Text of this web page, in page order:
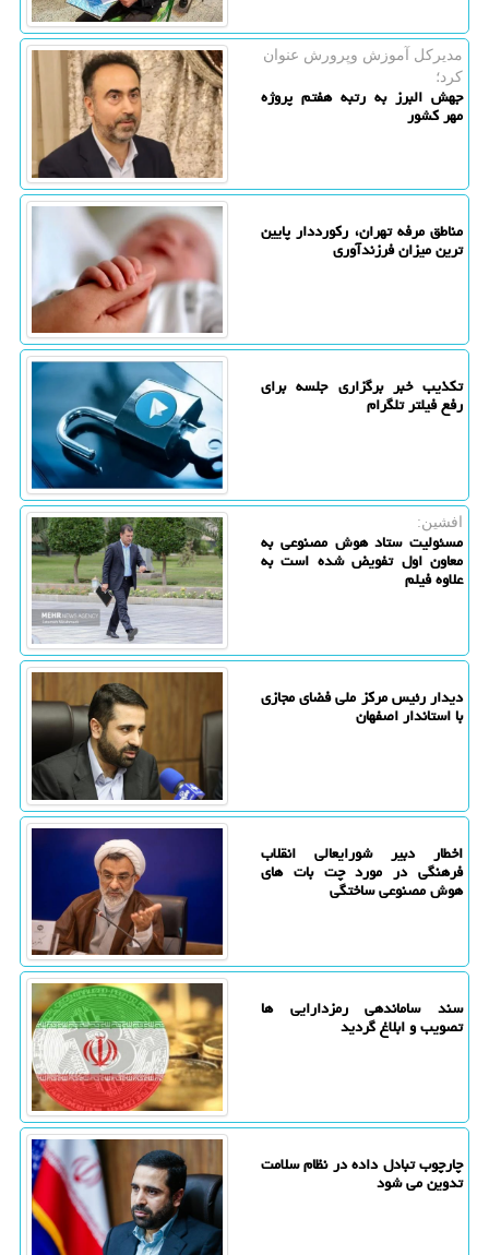
مدیركل آموزش وپرورش عنوان
كرد؛
جهش البرز به رتبه هفتم پروژه
مهر کشور
مناطق مرفه تهران، رکورددار پایین
ترین میزان فرزندآوری
تکذیب خبر برگزاری جلسه برای
رفع فیلتر تلگرام
افشین:
مسئولیت ستاد هوش مصنوعی به
معاون اول تفویض شده است به
علاوه فیلم
دیدار رئیس مرکز ملی فضای مجازی
با استاندار اصفهان
اخطار دبیر شورایعالی انقلاب
فرهنگی در مورد چت بات های
هوش مصنوعی ساختگی
سند ساماندهی رمزدارایی ها
تصویب و ابلاغ گردید
چارچوب تبادل داده در نظام سلامت
تدوین می شود